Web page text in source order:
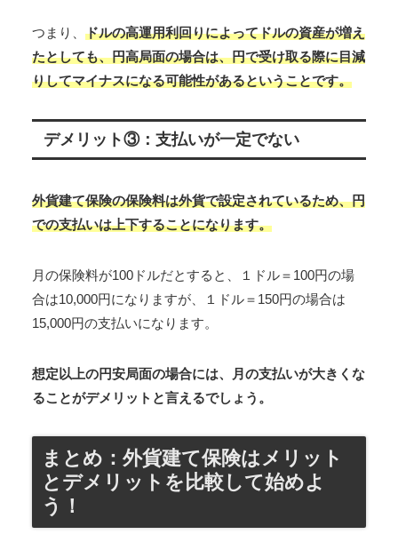
つまり、 ドルの高運用利回りによってドルの資産が増え
たとしても、円高局面の場合は、円で受け取る際に目減
りしてマイナスになる可能性があるということです。
デメリット③：支払いが一定でない
外貨建て保険の保険料は外貨で設定されているため、円
での支払いは上下することになります。
月の保険料が100ドルだとすると、１ドル＝100円の場
合は10,000円になりますが、１ドル＝150円の場合は
15,000円の支払いになります。
想定以上の円安局面の場合には、月の支払いが大きくな
ることがデメリットと言えるでしょう。
まとめ：外貨建て保険はメリット
とデメリットを比較して始めよ
う！